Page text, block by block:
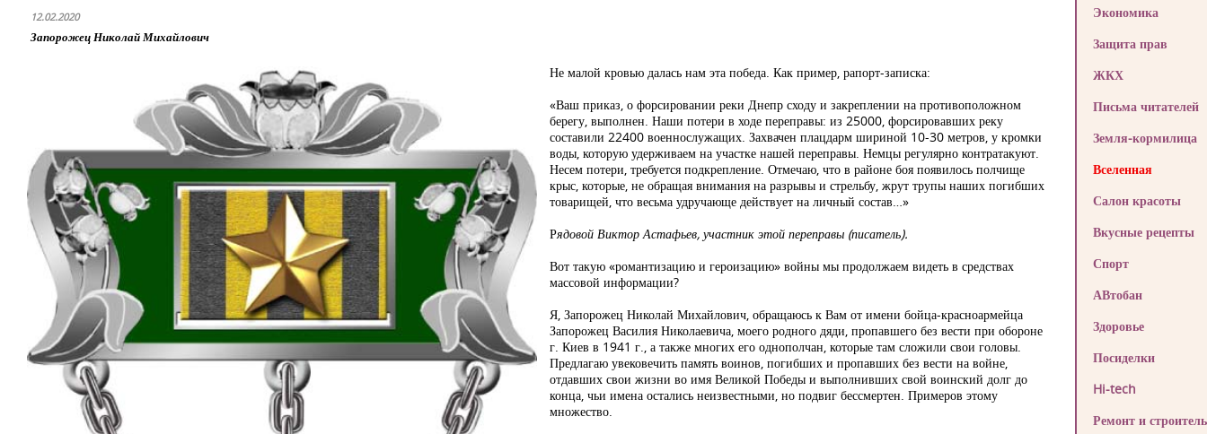
12.02.2020
Запорожец Николай Михайлович
Не малой кровью далась нам эта победа. Как пример, рапорт-записка:
«Ваш приказ, о форсировании реки Днепр сходу и закреплении на противоположном
берегу, выполнен. Наши потери в ходе переправы: из 25000, форсировавших реку
составили 22400 военнослужащих. Захвачен плацдарм шириной 10-30 метров, у кромки
воды, которую удерживаем на участке нашей переправы. Немцы регулярно контратакуют.
Несем потери, требуется подкрепление. Отмечаю, что в районе боя появилось полчище
крыс, которые, не обращая внимания на разрывы и стрельбу, жрут трупы наших погибших
товарищей, что весьма удручающе действует на личный состав…»
Рядовой Виктор Астафьев, участник этой переправы (писатель).
Вот такую «романтизацию и героизацию» войны мы продолжаем видеть в средствах
массовой информации?
Я, Запорожец Николай Михайлович, обращаюсь к Вам от имени бойца-красноармейца
Запорожец Василия Николаевича, моего родного дяди, пропавшего без вести при обороне
г. Киев в 1941 г., а также многих его однополчан, которые там сложили свои головы.
Предлагаю увековечить память воинов, погибших и пропавших без вести на войне,
отдавших свои жизни во имя Великой Победы и выполнивших свой воинский долг до
конца, чьи имена остались неизвестными, но подвиг бессмертен. Примеров этому
множество.
Экономика
Защита прав
ЖКХ
Письма читателей
Земля-кормилица
Вселенная
Салон красоты
Вкусные рецепты
Спорт
АВтобан
Здоровье
Посиделки
Hi-tech
Ремонт и